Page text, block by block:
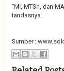
“MI, MTSn, dan
tandasnya.
Sumber :